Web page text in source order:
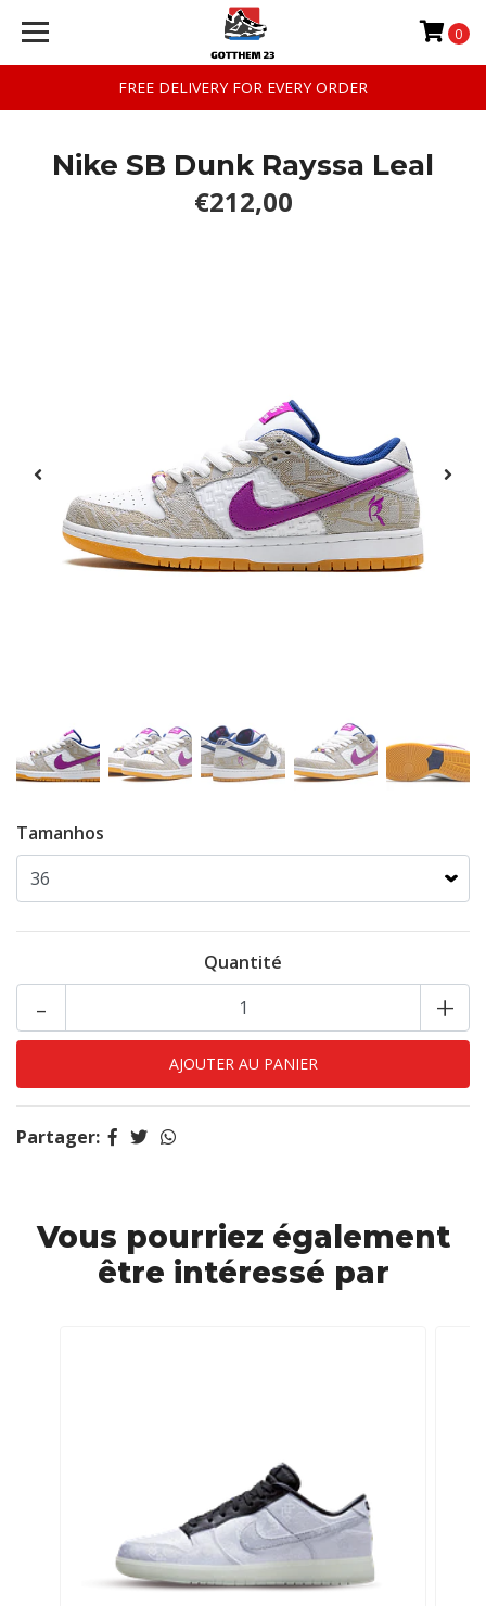
FREE DELIVERY FOR EVERY ORDER
0
Nike SB Dunk Rayssa Leal
€212,00
Tamanhos
Quantité
+
-
Partager:
Vous pourriez également
être intéressé par